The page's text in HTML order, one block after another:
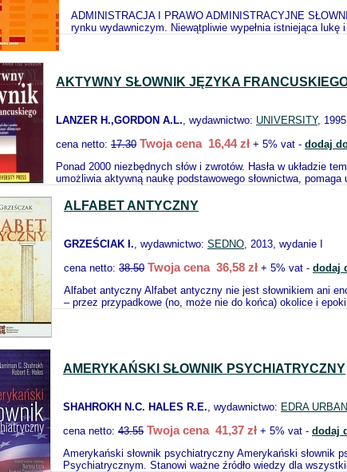
ADMINISTRACJA I PRAWO ADMINISTRACYJNE
rynku wydawniczym. Niewątpliwie wypełnia istniejąca lukę
AKTYWNY SŁOWNIK JĘZYKA
LANZER H.,GORDON A.L., wydawnictwo: UNIVERSITY,
cena netto: 17.30 Twoja cena 16,44 zł + 5% vat - dodaj
Ponad 2000 niezbędnych słów i zwrotów. Hasła w układzie
umożliwia aktywną naukę podstawowego słownictwa,
ALFABET ANTYCZNY
GRZEŚCIAK I., wydawnictwo: SEDNO, 2013, wydanie I
cena netto: 38.50 Twoja cena 36,58 zł + 5% vat - dodaj
Alfabet antyczny Alfabet antyczny nie jest słownikiem ani
– przez przypadkowe (no, może nie do końca) okolice i
AMERYKAŃSKI SŁOWNIK PSYCHIATRYCZNY
SHAHROKH N.C. HALES R.E., wydawnictwo: EDRA
cena netto: 43.55 Twoja cena 41,37 zł + 5% vat - dodaj
Amerykański słownik psychiatryczny Amerykański słownik
Psychiatrycznym. Stanowi ważne źródło wiedzy dla